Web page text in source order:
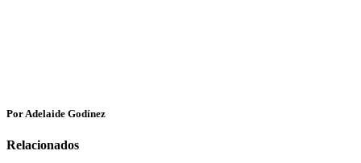
Por Adelaide Godínez
Relacionados